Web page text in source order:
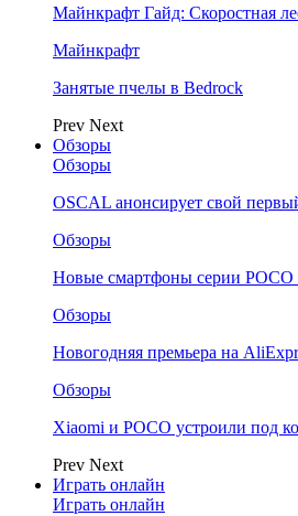
Майнкрафт Гайд: Скоростная
Майнкрафт
Занятые пчелы в Bedrock
Prev Next
Обзоры
Обзоры
OSCAL анонсирует свой
Обзоры
Новые смартфоны серии POCO
Обзоры
Новогодняя премьера на
Обзоры
Xiaomi и POCO устроили под
Prev Next
Играть онлайн
Играть онлайн